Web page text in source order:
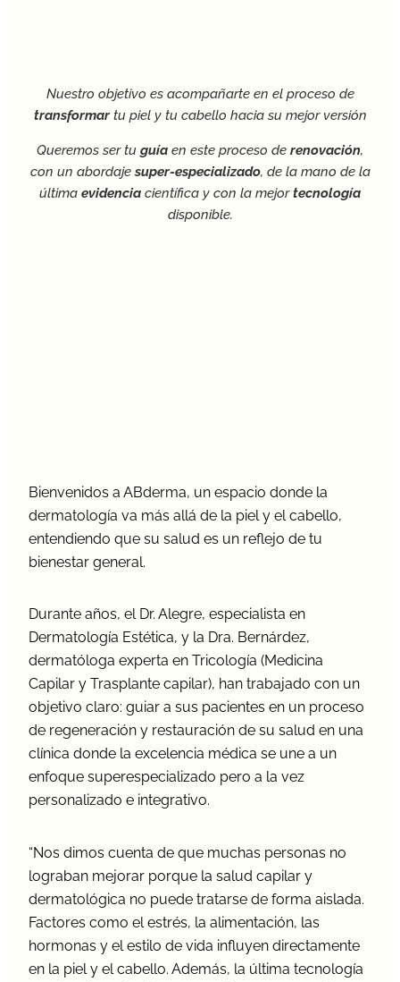
tros
s
Nuestro objetivo es acompañarte en el proceso de
transformartu piel y tu cabello hacia su mejor versión
Queremos ser tu guía en este proceso de renovación,
con un abordajesuper-especializado, de la mano de la
última evidencia científica y con la mejortecnología
disponible.
Bienvenidos a ABderma, un espacio donde la
dermatología va más allá de la piel y el cabello,
entendiendo que su salud es un reflejo de tu
bienestar general.
Durante años, el Dr. Alegre, especialista en
Dermatología Estética, y la Dra. Bernárdez,
dermatóloga experta en Tricología (Medicina
Capilar y Trasplante capilar), han trabajado con un
objetivo claro: guiar a sus pacientes en un proceso
de regeneración y restauración de su salud en una
clínica donde la excelencia médica se une a un
enfoque superespecializado pero a la vez
personalizado e integrativo.
“Nos dimos cuenta de que muchas personas no
lograban mejorar porque la salud capilar y
dermatológica no puede tratarse de forma aislada.
Factores como el estrés, la alimentación, las
hormonas y el estilo de vida influyen directamente
en la piel y el cabello. Además, la última tecnología